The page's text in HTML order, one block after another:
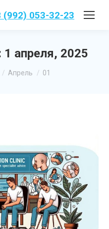
(992) 053-32-23
1 апреля, 2025
Апрель 01